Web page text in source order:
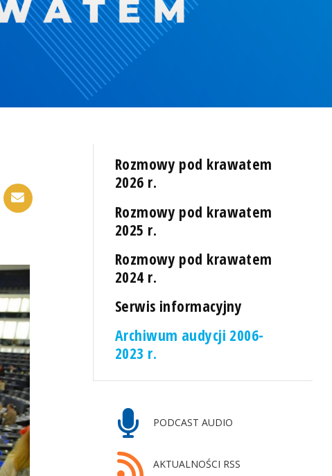
Rozmowy pod krawatem
2026 r.
Rozmowy pod krawatem
2025 r.
Rozmowy pod krawatem
2024 r.
Serwis informacyjny
Archiwum audycji 2006-
2023 r.
PODCAST AUDIO
AKTUALNOŚCI RSS